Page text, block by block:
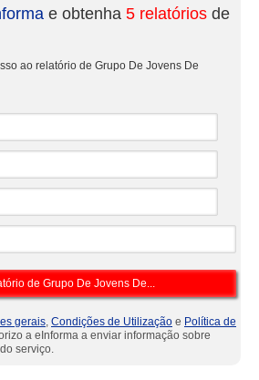
e obtenha 5 relatórios de
ao relatório de Grupo De Jovens De
gerais, Condições de Utilização e Política de
a eInforma a enviar informação sobre
serviço.